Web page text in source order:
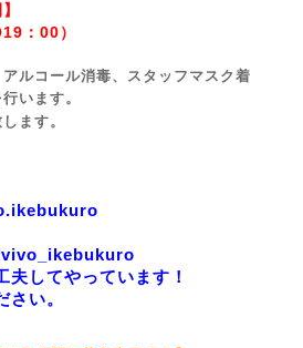
：00）
ルコール消毒、スタッフマスク着
います。
ます。
夫してやっています！
い。